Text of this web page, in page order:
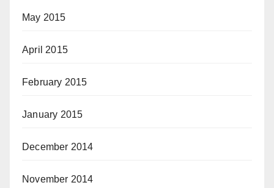
May 2015
April 2015
February 2015
January 2015
December 2014
November 2014